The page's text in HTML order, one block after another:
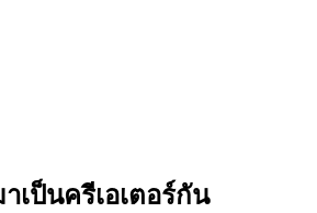
เป็นครีเอเตอร์กัน